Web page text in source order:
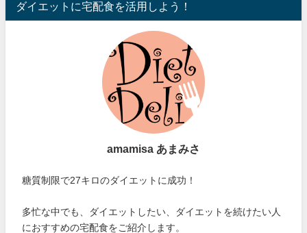
ダイエットに宅配食を活用しよう！
amamisa あまみさ
糖質制限で27キロのダイエットに成功！
多忙な中でも、ダイエットしたい、ダイエットを続けたい人
におすすめの宅配食をご紹介します。